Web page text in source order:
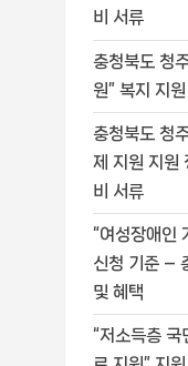
비 서류
충청북도 청
원” 복지 지
충청북도 청
제 지원 지원
비 서류
“여성장애인
신청 기준 –
및 혜택
“저소득층 국